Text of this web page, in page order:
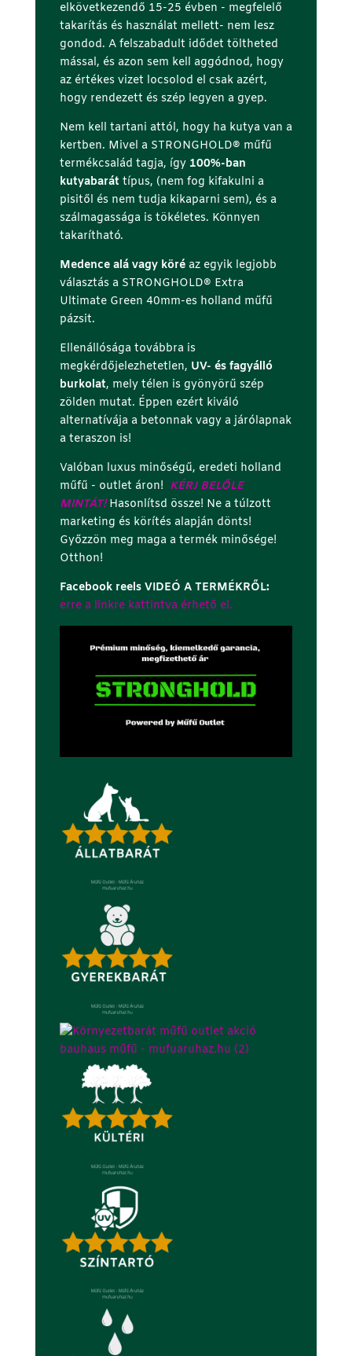
elkövetkezendő 15-25 évben - megfelelő
takarítás és használat mellett- nem lesz
gondod. A felszabadult idődet töltheted
mással, és azon sem kell aggódnod, hogy
az értékes vizet locsolod el csak azért,
hogy rendezett és szép legyen a gyep.
Nem kell tartani attól, hogy ha kutya van a
kertben. Mivel a STRONGHOLD® műfű
termékcsalád tagja, így 100%-ban
kutyabarát típus, (nem fog kifakulni a
pisitől és nem tudja kikaparni sem), és a
szálmagassága is tökéletes. Könnyen
takarítható.
Medence alá vagy köréaz egyik legjobb
választás a STRONGHOLD® Extra
Ultimate Green 40mm-es holland műfű
pázsit.
Ellenállósága továbbra is
megkérdőjelezhetetlen, UV- és fagyálló
burkolat, mely télen is gyönyörű szép
zölden mutat. Éppen ezért kiváló
alternatívája a betonnak vagy a járólapnak
a teraszon is!
Valóban luxus minőségű, eredeti holland
műfű - outlet áron! KÉRJ BELŐLE
MINTÁT!Hasonlítsd össze! Ne a túlzott
marketing és körítés alapján dönts!
Győzzön meg maga a termék minősége!
Otthon!
Facebook reels VIDEÓ A TERMÉKRŐL:
erre a linkre kattintva érhető el.